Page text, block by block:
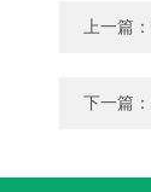
上一篇：
下一篇：